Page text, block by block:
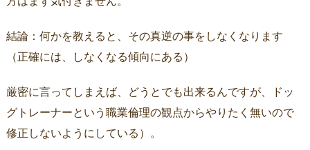
結論：何かを教えると、その真逆の事をしなくなります
（正確には、しなくなる傾向にある）
厳密に言ってしまえば、どうとでも出来るんですが、ドッ
グトレーナーという職業倫理の観点からやりたく無いので
修正しないようにしている）。